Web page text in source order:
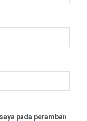
pada peramban